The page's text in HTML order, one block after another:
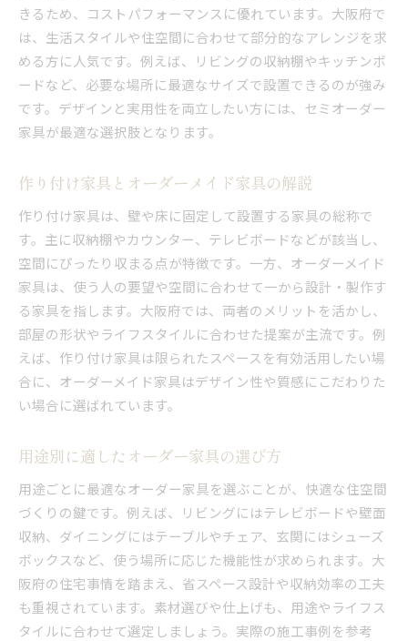
きるため、コストパフォーマンスに優れています。大阪府で
は、生活スタイルや住空間に合わせて部分的なアレンジを求
める方に人気です。例えば、リビングの収納棚やキッチンボ
ードなど、必要な場所に最適なサイズで設置できるのが強み
です。デザインと実用性を両立したい方には、セミオーダー
家具が最適な選択肢となります。
作り付け家具とオーダーメイド家具の解説
作り付け家具は、壁や床に固定して設置する家具の総称で
す。主に収納棚やカウンター、テレビボードなどが該当し、
空間にぴったり収まる点が特徴です。一方、オーダーメイド
家具は、使う人の要望や空間に合わせて一から設計・製作す
る家具を指します。大阪府では、両者のメリットを活かし、
部屋の形状やライフスタイルに合わせた提案が主流です。例
えば、作り付け家具は限られたスペースを有効活用したい場
合に、オーダーメイド家具はデザイン性や質感にこだわりた
い場合に選ばれています。
用途別に適したオーダー家具の選び方
用途ごとに最適なオーダー家具を選ぶことが、快適な住空間
づくりの鍵です。例えば、リビングにはテレビボードや壁面
収納、ダイニングにはテーブルやチェア、玄関にはシューズ
ボックスなど、使う場所に応じた機能性が求められます。大
阪府の住宅事情を踏まえ、省スペース設計や収納効率の工夫
も重視されています。素材選びや仕上げも、用途やライフス
タイルに合わせて選定しましょう。実際の施工事例を参考